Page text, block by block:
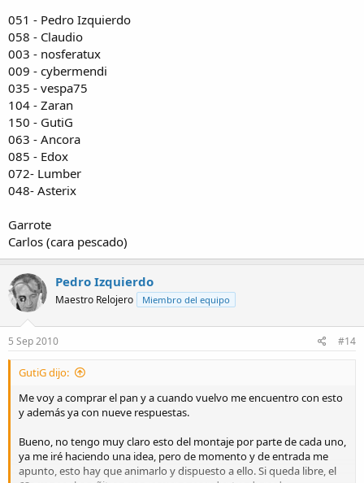
051 - Pedro Izquierdo
058 - Claudio
003 - nosferatux
009 - cybermendi
035 - vespa75
104 - Zaran
150 - GutiG
063 - Ancora
085 - Edox
072- Lumber
048- Asterix
Garrote
Carlos (cara pescado)
Pedro Izquierdo
Maestro Relojero Miembro del equipo
5 Sep 2010 #14
GutiG dijo:
Me voy a comprar el pan y a cuando vuelvo me encuentro con esto
y además ya con nueve respuestas.
Bueno, no tengo muy claro esto del montaje por parte de cada uno,
ya me iré haciendo una idea, pero de momento y de entrada me
apunto, esto hay que animarlo y dispuesto a ello. Si queda libre, el